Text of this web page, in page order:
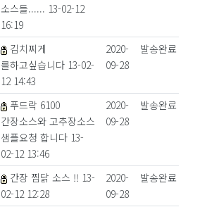
소스들...... 13-02-12
16:19
김치찌게
를하고싶습니다 13-02-
12 14:43
2020-
09-28
발송완료
푸드락 6100
간장소스와 고추장소스
샘플요청 합니다 13-
02-12 13:46
2020-
09-28
발송완료
간장 찜닭 소스 !! 13-
02-12 12:28
2020-
09-28
발송완료